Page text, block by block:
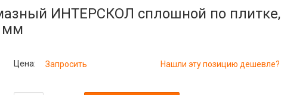
ИНТЕРСКОЛ сплошной по плитке,
мм
Цена: Запросить Нашли эту позицию дешевле?